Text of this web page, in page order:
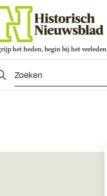
het heden, begin bij het verleden